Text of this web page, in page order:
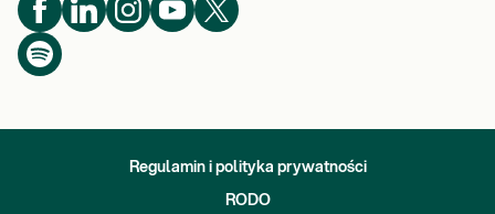
Regulamin i polityka prywatności
RODO